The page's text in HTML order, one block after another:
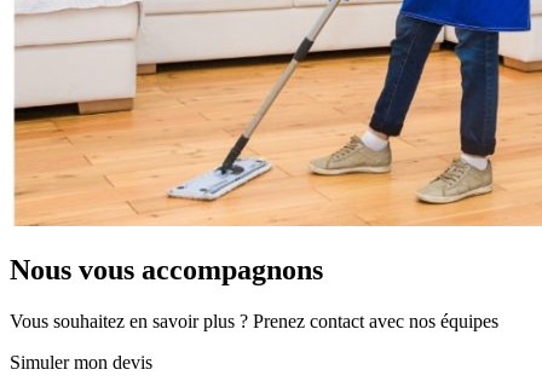
Nous vous accompagnons
Vous souhaitez en savoir plus ? Prenez contact avec nos équipes
Simuler mon devis